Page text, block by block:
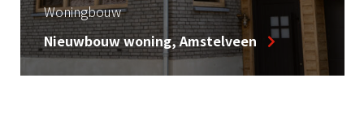
Woningbouw
Nieuwbouw woning, Amstelveen